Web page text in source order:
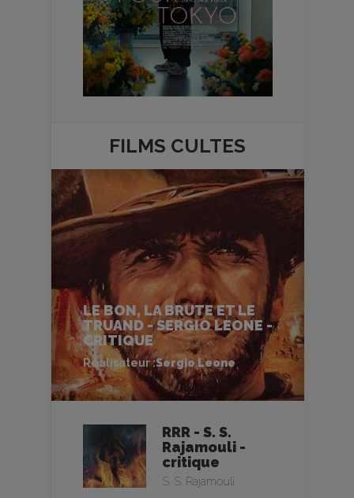
FILMS CULTES
LE BON, LA BRUTE ET LE
TRUAND - SERGIO LEONE -
CRITIQUE
Réalisateur :Sergio Leone
RRR - S. S.
Rajamouli -
critique
S. S. Rajamouli